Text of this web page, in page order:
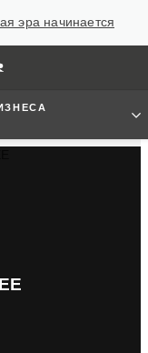
эра начинается